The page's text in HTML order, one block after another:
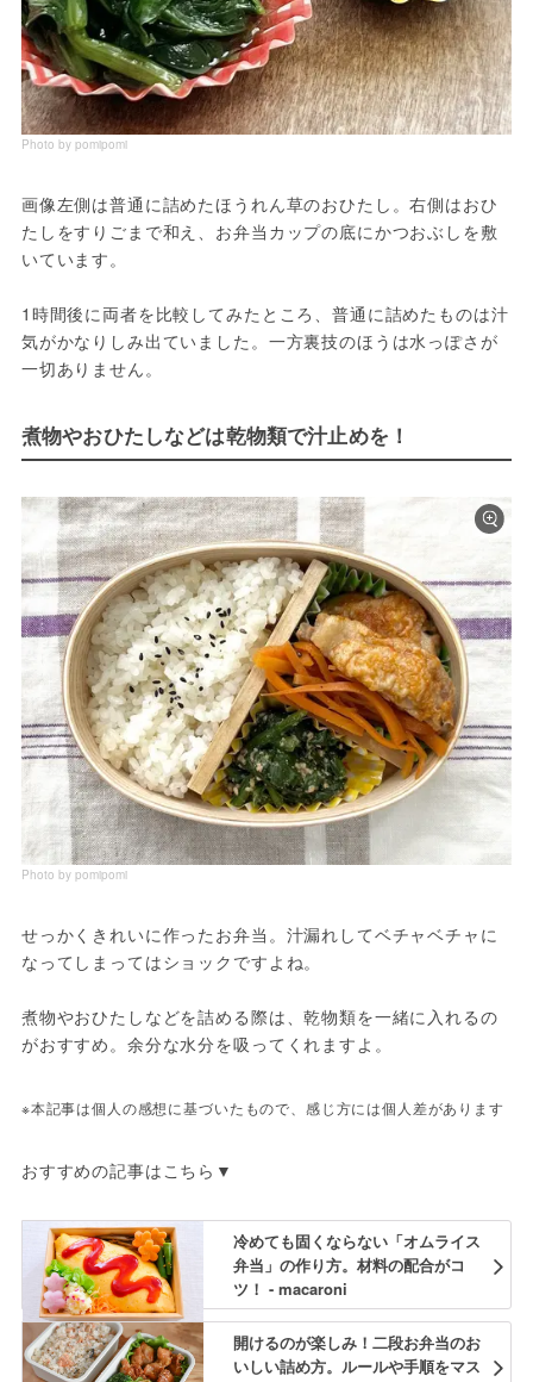
Photo by pomipomi
画像左側は普通に詰めたほうれん草のおひたし。右側はおひ
たしをすりごまで和え、お弁当カップの底にかつおぶしを敷
いています。
1時間後に両者を比較してみたところ、普通に詰めたものは汁
気がかなりしみ出ていました。一方裏技のほうは水っぽさが
一切ありません。
煮物やおひたしなどは乾物類で汁止めを！
Photo by pomipomi
せっかくきれいに作ったお弁当。汁漏れしてベチャベチャに
なってしまってはショックですよね。
煮物やおひたしなどを詰める際は、乾物類を一緒に入れるの
がおすすめ。余分な水分を吸ってくれますよ。
※本記事は個人の感想に基づいたもので、感じ方には個人差があります
おすすめの記事はこちら▼
冷めても固くならない「オムライス
弁当」の作り方。材料の配合がコ
ツ！ - macaroni
開けるのが楽しみ！二段お弁当のお
いしい詰め方。ルールや手順をマス